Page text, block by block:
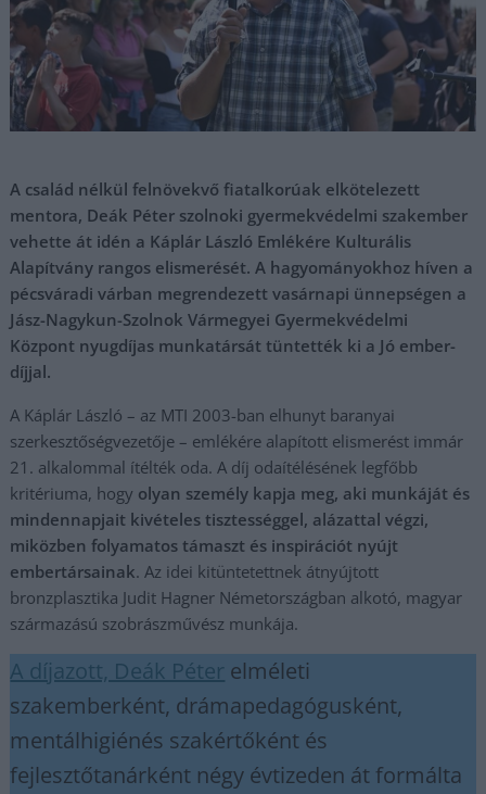
A család nélkül felnövekvő fiatalkorúak elkötelezett
mentora, Deák Péter szolnoki gyermekvédelmi szakember
vehette át idén a Káplár László Emlékére Kulturális
Alapítvány rangos elismerését. A hagyományokhoz híven a
pécsváradi várban megrendezett vasárnapi ünnepségen a
Jász-Nagykun-Szolnok Vármegyei Gyermekvédelmi
Központ nyugdíjas munkatársát tüntették ki a Jó ember-
díjjal.
A Káplár László – az MTI 2003-ban elhunyt baranyai
szerkesztőségvezetője – emlékére alapított elismerést immár
21. alkalommal ítélték oda. A díj odaítélésének legfőbb
kritériuma, hogy olyan személy kapja meg, aki munkáját és
mindennapjait kivételes tisztességgel, alázattal végzi,
miközben folyamatos támaszt és inspirációt nyújt
embertársainak. Az idei kitüntetettnek átnyújtott
bronzplasztika Judit Hagner Németországban alkotó, magyar
származású szobrászművész munkája.
A díjazott, Deák Péter elméleti
szakemberként, drámapedagógusként,
mentálhigiénés szakértőként és
fejlesztőtanárként négy évtizeden át formálta